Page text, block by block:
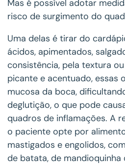
Mas é possível adotar
risco de surgimento do
Uma delas é tirar do
ácidos, apimentados,
consistência, pela textura
picante e acentuado, essas
mucosa da boca,
deglutição, o que pode
quadros de inflamações. A
o paciente opte por
mastigados e engolidos,
de batata, de mandioquinha